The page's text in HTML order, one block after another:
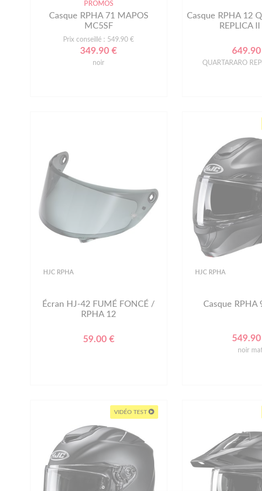
PROMOS
Casque RPHA 71 MAPOS
MC5SF
Prix conseillé : 549.90 €
349.90 €
noir
Casque RPHA 12
REPLICA
QUARTARARO
HJC RPHA
Écran HJ-42 FUMÉ FONCÉ /
RPHA 12
59.00 €
HJC RPHA
Casque RPHA
noir
VIDÉO TEST